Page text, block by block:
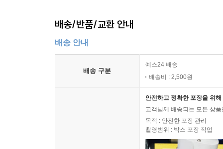
배송/반품/교환 안내
배송 안내
배송 구분
예스24 배송
배송비 : 2,500원
안전하고 정확한 포장을 위
고객님께 배송되는 모든 상
목적 : 안전한 포장 관리
촬영범위 : 박스 포장 작업